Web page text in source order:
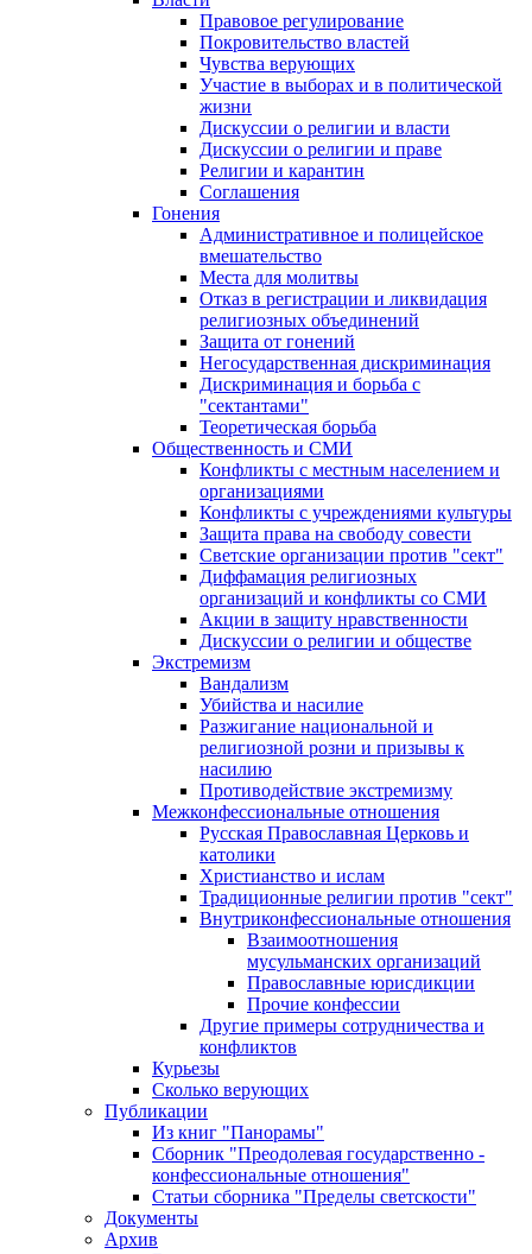
Правовое регулирование
Покровительство властей
Чувства верующих
Участие в выборах и в политической
жизни
Дискуссии о религии и власти
Дискуссии о религии и праве
Религии и карантин
Соглашения
Гонения
Административное и полицейское
вмешательство
Места для молитвы
Отказ в регистрации и ликвидация
религиозных объединений
Защита от гонений
Негосударственная дискриминация
Дискриминация и борьба с
"сектантами"
Теоретическая борьба
Общественность и СМИ
Конфликты с местным населением и
организациями
Конфликты с учреждениями культуры
Защита права на свободу совести
Светские организации против "сект"
Диффамация религиозных
организаций и конфликты со СМИ
Акции в защиту нравственности
Дискуссии о религии и обществе
Экстремизм
Вандализм
Убийства и насилие
Разжигание национальной и
религиозной розни и призывы к
насилию
Противодействие экстремизму
Межконфессиональные отношения
Русская Православная Церковь и
католики
Христианство и ислам
Традиционные религии против "сект"
Внутриконфессиональные отношения
Взаимоотношения
мусульманских организаций
Православные юрисдикции
Прочие конфессии
Другие примеры сотрудничества и
конфликтов
Курьезы
Сколько верующих
Публикации
Из книг "Панорамы"
Сборник "Преодолевая государственно -
конфессиональные отношения"
Статьи сборника "Пределы светскости"
Документы
Архив